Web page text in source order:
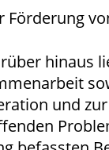
Förderung
hinaus
und